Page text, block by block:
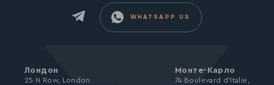
WHATSAPP US
Лондон
25 N Row, London
Монте-Карло
74 Boulevard d’Italie,